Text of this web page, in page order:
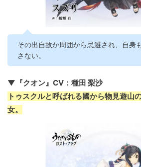
その出自故か周囲から忌避され、自身
さない。
▼『クオン』CV：種田 梨沙
トゥスクルと呼ばれる國から物見遊山
女。